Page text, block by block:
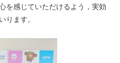
を感じていただけるよう，実効
ります。